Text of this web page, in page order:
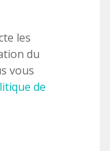
les
du
vous
de